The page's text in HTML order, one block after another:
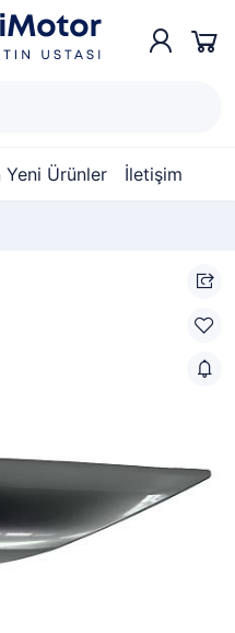
Yeni Ürünler İletişim